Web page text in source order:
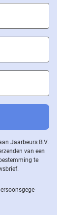
Jaarbeurs B.V.
van een
te